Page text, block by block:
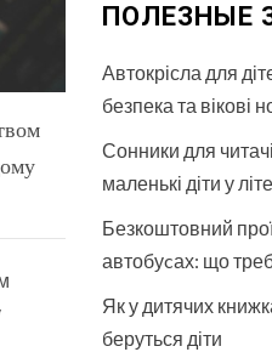
ПОЛЕЗНЫЕ
Автокрісла для
безпека та вікові
Сонники для
маленькі діти у
Безкоштовний
автобуcах: що
Як у дитячих
беруться діти